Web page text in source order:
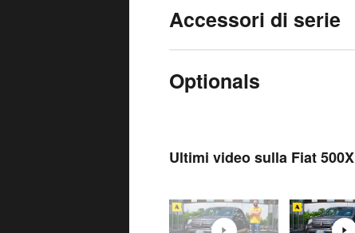
Accessori di serie
Optionals
Ultimi video sulla Fiat 500X